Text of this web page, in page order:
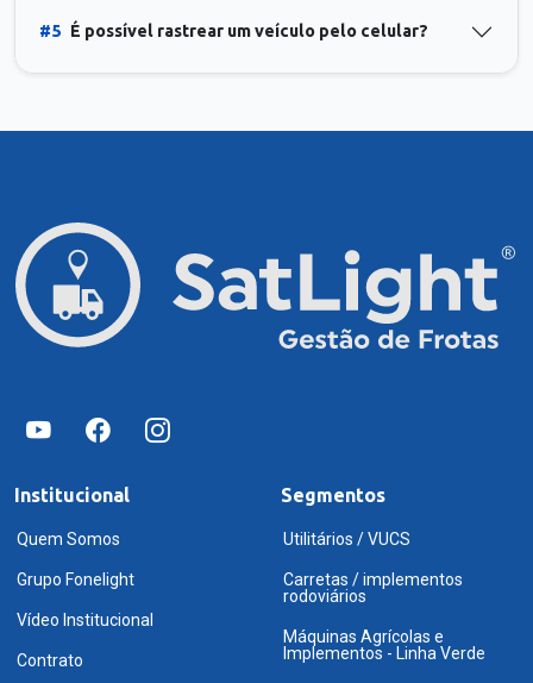
#5 É possível rastrear um veículo pelo celular?
Institucional
Quem Somos
Grupo Fonelight
Vídeo Institucional
Contrato
Segmentos
Utilitários / VUCS
Carretas / implementos
rodoviários
Máquinas Agrícolas e
Implementos - Linha Verde